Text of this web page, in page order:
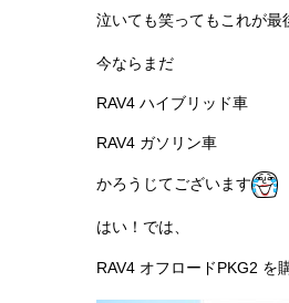
泣いても笑ってもこれが最
今ならまだ
RAV4 ハイブリッド車
RAV4 ガソリン車
かろうじてございます
はい！では、
RAV4 オフロードPKG2 を